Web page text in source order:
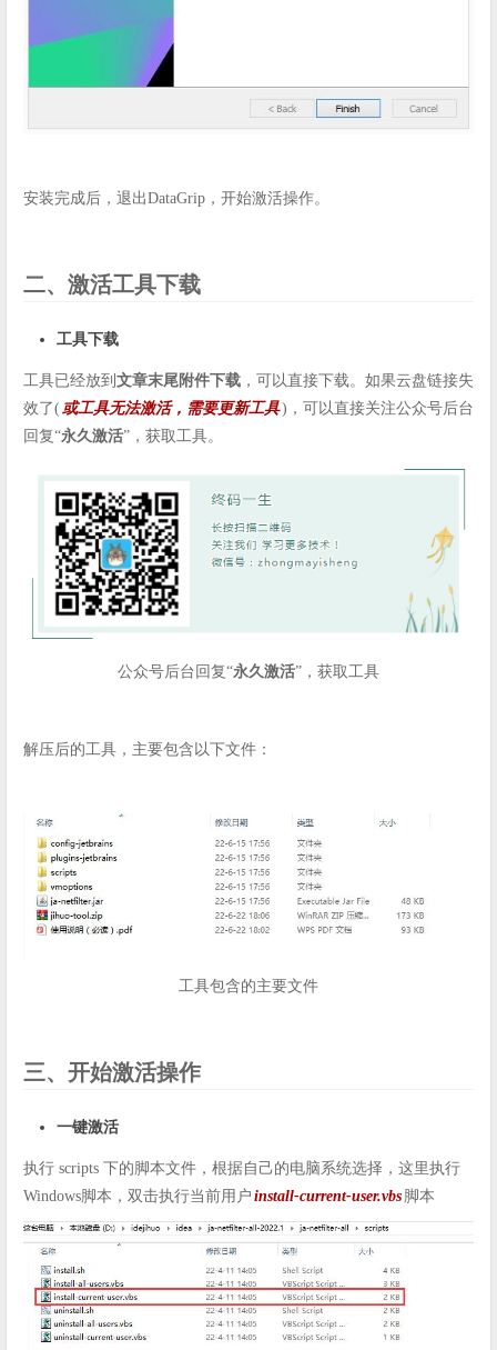
安装完成后，退出DataGrip，开始激活操作。
二、激活工具下载
工具下载
工具已经放到 文章末尾附件下载 ，可以直接下载。如果云盘链接失
效了( 或工具无法激活，需要更新工具)，可以直接关注公众号后台
回复“永久激活”，获取工具。
公众号后台回复“永久激活”，获取工具
解压后的工具，主要包含以下文件：
工具包含的主要文件
三、开始激活操作
一键激活
执行 scripts 下的脚本文件，根据自己的电脑系统选择，这里执行
Windows脚本，双击执行当前用户 install-current-user.vbs 脚本